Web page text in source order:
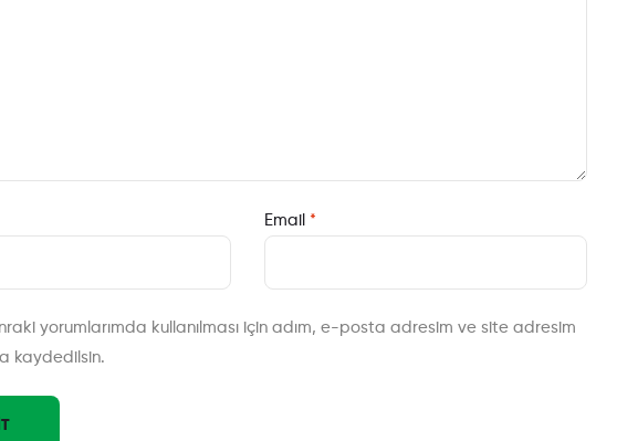
Email *
yorumlarımda kullanılması için adım, e-posta adresim ve site adresim
kaydedilsin.